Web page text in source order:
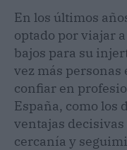
En los últimos
optado por viajar
bajos para su
vez más
confiar en
España, como los
ventajas
cercanía y